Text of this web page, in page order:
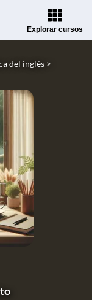
Explorar cursos
del inglés >